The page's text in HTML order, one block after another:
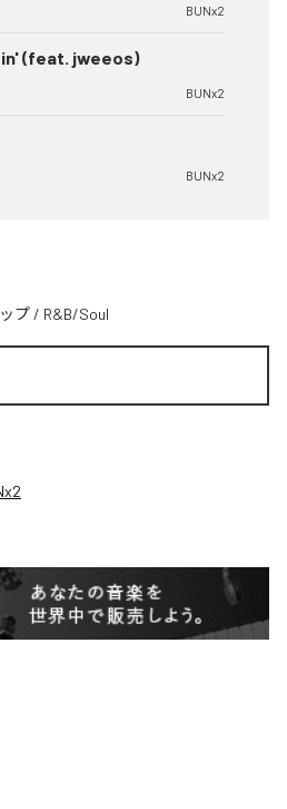
BUNx2
(feat. jweeos)
BUNx2
BUNx2
プ / R&B/Soul